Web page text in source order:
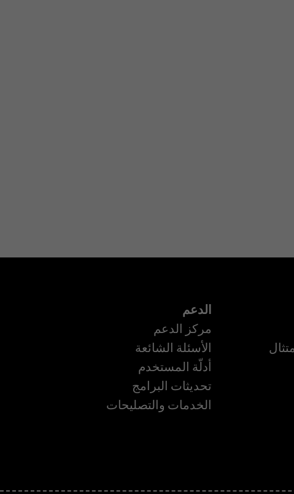
الدعم
مركز الدعم
الأسئلة الشائعة
أدلّة المستخدم
تحديثات البرامج
الخدمات والتصليحات